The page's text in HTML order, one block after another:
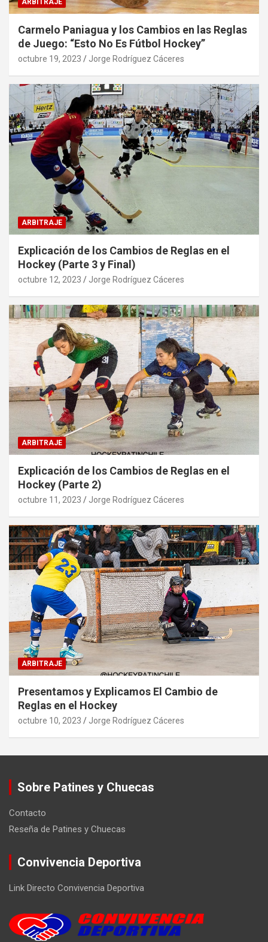
Carmelo Paniagua y los Cambios en las Reglas
de Juego: “Esto No Es Fútbol Hockey”
octubre 19, 2023 Jorge Rodríguez Cáceres
ARBITRAJE
Explicación de los Cambios de Reglas en el
Hockey (Parte 3 y Final)
octubre 12, 2023 Jorge Rodríguez Cáceres
ARBITRAJE
Explicación de los Cambios de Reglas en el
Hockey (Parte 2)
octubre 11, 2023 Jorge Rodríguez Cáceres
ARBITRAJE
Presentamos y Explicamos El Cambio de
Reglas en el Hockey
octubre 10, 2023 Jorge Rodríguez Cáceres
Sobre Patines y Chuecas
Contacto
Reseña de Patines y Chuecas
Convivencia Deportiva
Link Directo Convivencia Deportiva